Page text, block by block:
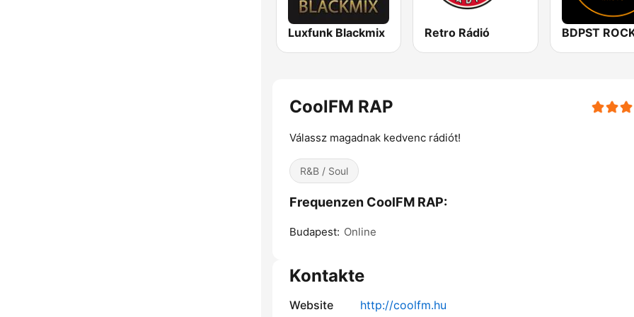
Luxfunk Blackmix Retro Rádió
CoolFM RAP
Válassz magadnak kedvenc rádiót!
R&B / Soul
Frequenzen CoolFM RAP:
Budapest: Online
Kontakte
Website http://coolfm.hu